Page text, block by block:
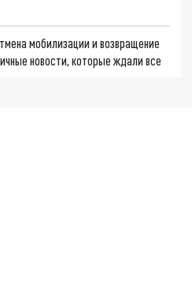
мобилизации и возвращение
новости, которые ждали все